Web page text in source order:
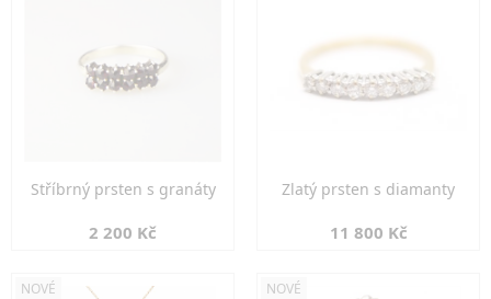
Stříbrný prsten s granáty
2 200 Kč
Zlatý prsten s diamanty
11 800 Kč
NOVÉ NOVÉ